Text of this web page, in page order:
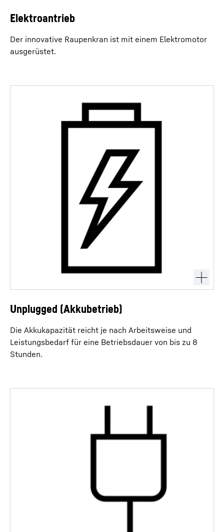
Elektroantrieb
Der innovative Raupenkran ist mit einem Elektromotor
ausgerüstet.
Unplugged (Akkubetrieb)
Die Akkukapazität reicht je nach Arbeitsweise und
Leistungsbedarf für eine Betriebsdauer von bis zu 8
Stunden.